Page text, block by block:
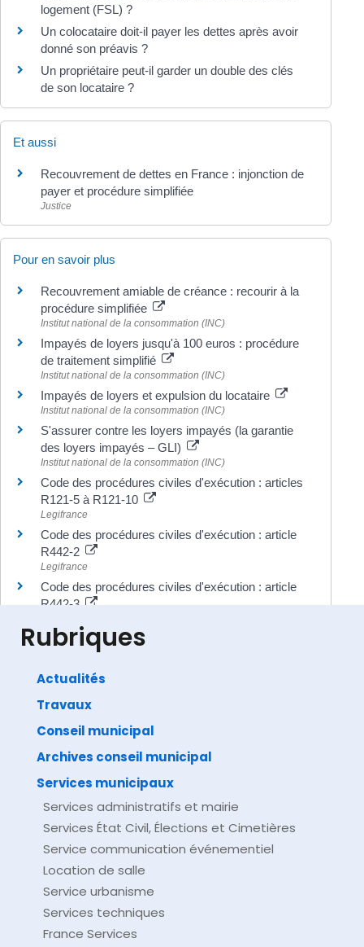
logement (FSL) ?
Un colocataire doit-il payer les dettes après avoir
donné son préavis ?
Un propriétaire peut-il garder un double des clés
de son locataire ?
Et aussi
Recouvrement de dettes en France : injonction de
payer et procédure simplifiée
Justice
Pour en savoir plus
Recouvrement amiable de créance : recourir à la
procédure simplifiée
Institut national de la consommation (INC)
Impayés de loyers jusqu'à 100 euros : procédure
de traitement simplifié
Institut national de la consommation (INC)
Impayés de loyers et expulsion du locataire
Institut national de la consommation (INC)
S'assurer contre les loyers impayés (la garantie
des loyers impayés – GLI)
Institut national de la consommation (INC)
Code des procédures civiles d'exécution : articles
R121-5 à R121-10
Legifrance
Code des procédures civiles d'exécution : article
R442-2
Legifrance
Code des procédures civiles d'exécution : article
R442-3
Direction de l'information légale et administrative
Rubriques
Actualités
Travaux
Conseil municipal
Archives conseil municipal
Services municipaux
Services administratifs et mairie
Services État Civil, Élections et Cimetières
Service communication événementiel
Location de salle
Service urbanisme
Services techniques
France Services